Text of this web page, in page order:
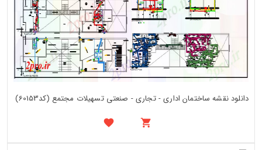
دانلود نقشه ساختمان اداری - تجاری - صنعتی تسهیلات مجتمع (کد60153)